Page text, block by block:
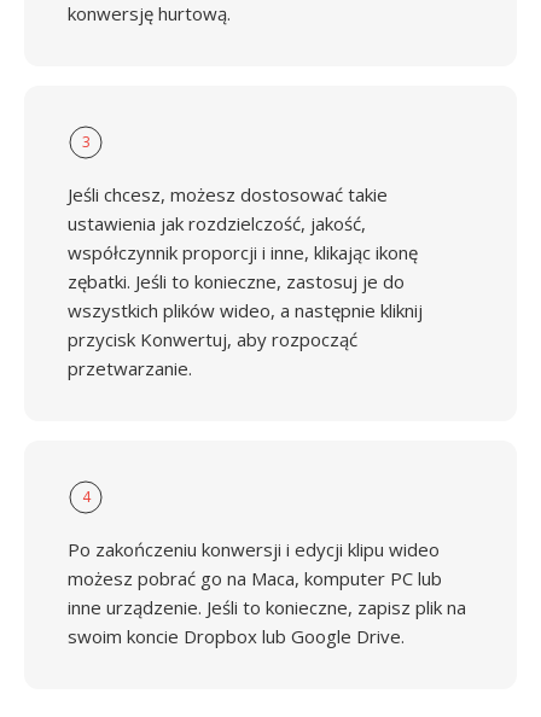
konwersję hurtową.
3
Jeśli chcesz, możesz dostosować takie
ustawienia jak rozdzielczość, jakość,
współczynnik proporcji i inne, klikając ikonę
zębatki. Jeśli to konieczne, zastosuj je do
wszystkich plików wideo, a następnie kliknij
przycisk Konwertuj, aby rozpocząć
przetwarzanie.
4
Po zakończeniu konwersji i edycji klipu wideo
możesz pobrać go na Maca, komputer PC lub
inne urządzenie. Jeśli to konieczne, zapisz plik na
swoim koncie Dropbox lub Google Drive.